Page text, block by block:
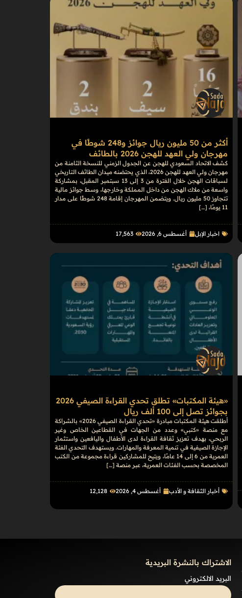
أكثر من 50 مليون ريال جوائز و248 شوطًا في
مهرجان ولي العهد للهجن 2026 بالطائف
كشف الاتحاد السعودي للهجن عن الجدول الزمني للنسخة الثامنة من
مهرجان ولي العهد للهجن 2026، الذي يحتضنه ميدان الطائف التاريخي
لسباقات الهجن خلال الفترة من 3 إلى 13 سبتمبر المقبل، بمشاركة
واسعة من ملاك الهجن من داخل المملكة وخارجها، وسط جوائز مالية
تتجاوز 50 مليون ريال. ويتضمن المهرجان إقامة 248 شوطًا على مدار
11 يومًا، […]
اخبار الإبل أغسطس 6, 2026 17٬563
«هيئة المكتبات» تطلق تحدي القراءة الصيفي 2026
بجوائز تصل إلى 100 ألف ريال
أطلقت هيئة المكتبات مبادرة «تحدي القراءة الصيفي 2026» بالشراكة
مع منصة «كتبي» وعدد من الجهات في القطاعين الخاص وغير
الربحي، بهدف تعزيز ثقافة القراءة لدى الأطفال واليافعين واستثمار
الإجازة الصيفية في تنمية المعرفة والمهارات. ويستهدف التحدي الفئة
العمرية من 6 إلى 14 عامًا، ويتيح للمشاركين قراءة مجموعة من الكتب
المخصصة بحسب الفئات العمرية، عبر منصة […]
أخبار الثقافة و الأدب أغسطس 4, 2026 12٬128
الاشتراك بالنشرة البريدية
البريد الالكتروني